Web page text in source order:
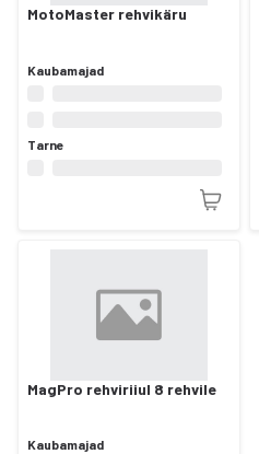
MotoMaster rehvikäru
Kaubamajad
Tarne
MagPro rehviriiul 8 rehvile
Kaubamajad